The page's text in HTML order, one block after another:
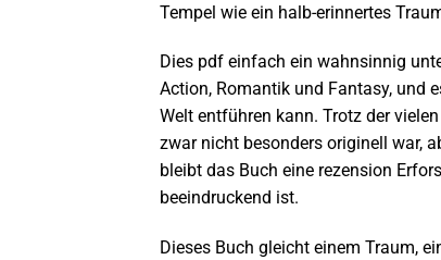
Tempel wie ein halb-erinnertes
Dies pdf einfach ein wahnsinnig
Action, Romantik und Fantasy, und
Welt entführen kann. Trotz der
zwar nicht besonders originell war,
bleibt das Buch eine rezension
beeindruckend ist.
Dieses Buch gleicht einem Traum,